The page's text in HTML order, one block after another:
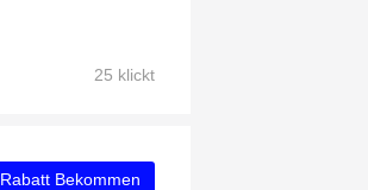
25 klickt
Rabatt Bekommen